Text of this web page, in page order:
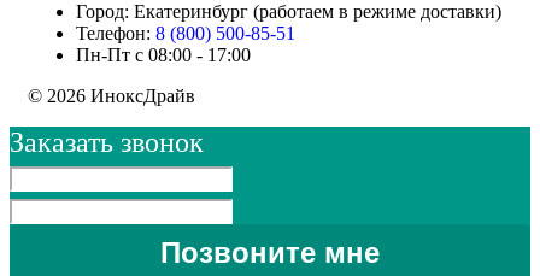
Город: Екатеринбург (работаем в режиме доставки)
Телефон: 8 (800) 500-85-51
Пн-Пт с 08:00 - 17:00
© 2026 ИноксДрайв
Заказать звонок